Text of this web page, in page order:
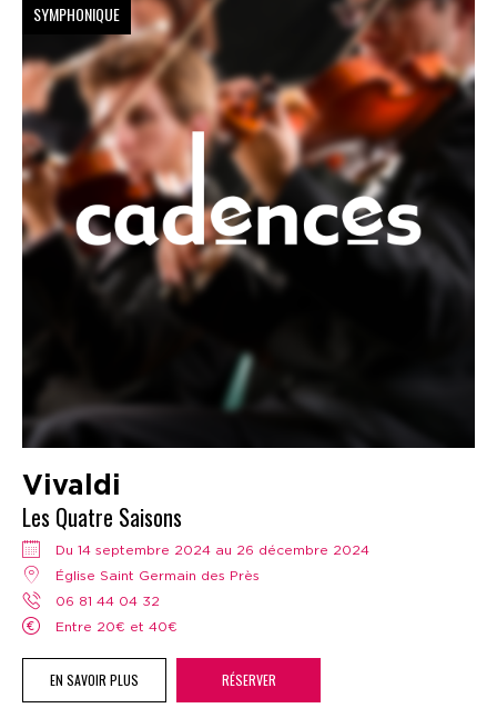
SYMPHONIQUE
Vivaldi
Les Quatre Saisons
Du 14 septembre 2024 au 26 décembre 2024
Église Saint Germain des Près
06 81 44 04 32
Entre 20€ et 40€
EN SAVOIR PLUS RÉSERVER